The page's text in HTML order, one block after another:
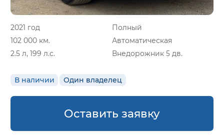
2021 год
Полный
102 000 км.
Автоматическая
2.5 л, 199 л.с.
Внедорожник 5 дв.
В наличии Один владелец
Оставить заявку